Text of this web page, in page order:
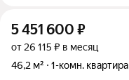
5 451 600 ₽
от 26 115 ₽ в месяц
46,2 м²
1-комн. квартира